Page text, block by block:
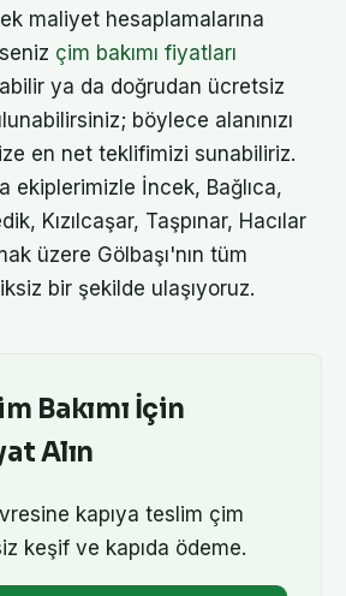
maliyet hesaplamalarına
çim bakımı fiyatları
ya da doğrudan ücretsiz
böylece alanınızı
en net teklifimizi sunabiliriz.
ekiplerimizle İncek, Bağlıca,
Kızılcaşar, Taşpınar, Hacılar
üzere Gölbaşı'nın tüm
bir şekilde ulaşıyoruz.
Bakımı İçin
Alın
kapıya teslim çim
keşif ve kapıda ödeme.